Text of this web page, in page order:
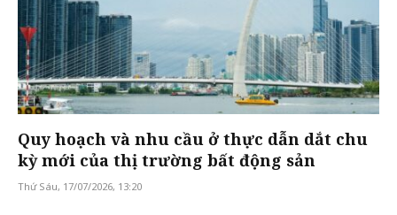
Quy hoạch và nhu cầu ở thực dẫn dắt chu
kỳ mới của thị trường bất động sản
Thứ Sáu, 17/07/2026, 13:20